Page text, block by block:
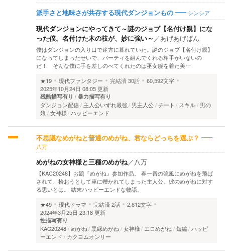
派手さと地味さが共存する現代ダンジョンもの シンシア
現代ダンジョンにやってきて～謎のジョブ【名付け親】にな
った僕。名付けた木の枝が、妙に強い～ ／あげあげぱん
僕はダンジョンの入り口で途方に暮れていた。謎のジョブ【名付け親】
になってしまったせいで、パーティを組んでくれる相手がいないの
だ！ そんな僕に手を差しのべてくれたのは巫女服を着た美…
★19
現代ファンタジー 完結済30話
60,592文字
2025年10月24日 08:05 更新
残酷描写有り 暴力描写有り
ダンジョン配信 主人公いずれ最強 男主人公 チート スキル
男の
娘
女神様 ハッピーエンド
不思議なめがねと普通のめがね、君ならどっちを選ぶ？
八万
めがねの女神様と三種のめがね／ 八万
【KAC20248】お題『めがね』参加作品。 春一番の強風にめがねを飛ば
されて、拾おうとして車に轢かれてしまった主人公。彼のめがねに対す
る思いとは。 結末ハッピーエンドな物語。
★49
現代ドラマ 完結済2話
2,812文字
2024年3月25日 23:18 更新
性描写有り
KAC20248 めがね 黒縁めがね 女神様 エロめがね 短編 ハッピ
ーエンド
カクヨムオンリー